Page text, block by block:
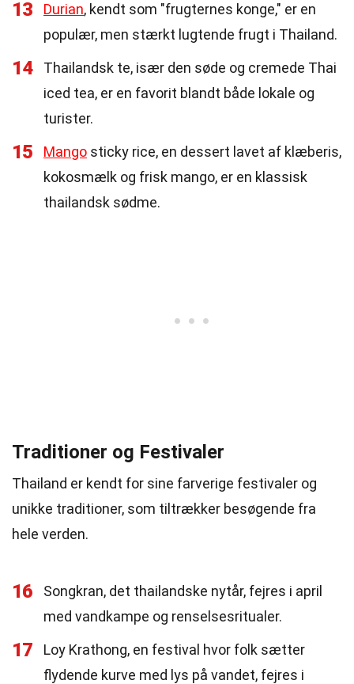
13 Durian, kendt som "frugternes konge," er en
populær, men stærkt lugtende frugt i Thailand.
14
Thailandsk te, især den søde og cremede Thai
iced tea, er en favorit blandt både lokale og
turister.
15 Mango sticky rice, en dessert lavet af klæberis,
kokosmælk og frisk mango, er en klassisk
thailandsk sødme.
Traditioner og Festivaler
Thailand er kendt for sine farverige festivaler og
unikke traditioner, som tiltrækker besøgende fra
hele verden.
16
Songkran, det thailandske nytår, fejres i april
med vandkampe og renselsesritualer.
17
Loy Krathong, en festival hvor folk sætter
flydende kurve med lys på vandet, fejres i